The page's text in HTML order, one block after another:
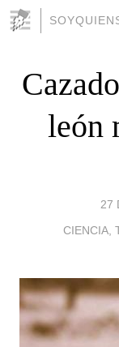
león
27
CIENCIA,